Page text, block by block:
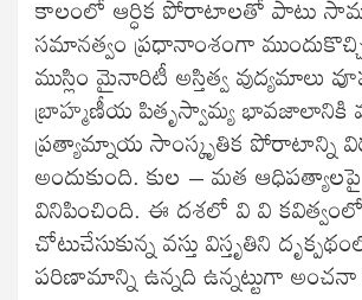
సమానత్వం ప్రధానాంశంగా
ముస్లిం మైనారిటీ అస్తిత్వ వుద్యమాలు
బ్రాహ్మణీయ పితృస్వామ్య భావజాలానికి
ప్రత్యామ్నాయ సాంస్కృతిక పోరాటాన్ని
అందుకుంది. కుల – మత
వినిపించింది. ఈ దశలో వి వి
చోటుచేసుకున్న వస్తు విస్తృతిని
పరిణామాన్ని ఉన్నది ఉన్నట్టుగా అంచనా